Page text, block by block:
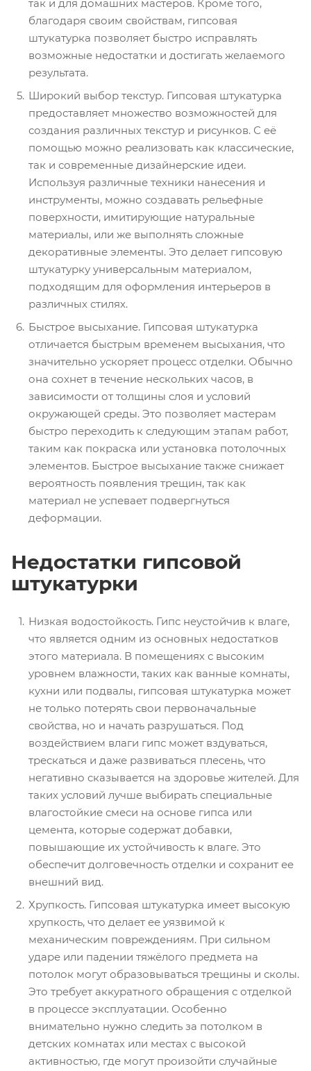
так и для домашних мастеров. Кроме того,
благодаря своим свойствам, гипсовая
штукатурка позволяет быстро исправлять
возможные недостатки и достигать желаемого
результата.
Широкий выбор текстур. Гипсовая штукатурка
предоставляет множество возможностей для
создания различных текстур и рисунков. С её
помощью можно реализовать как классические,
так и современные дизайнерские идеи.
Используя различные техники нанесения и
инструменты, можно создавать рельефные
поверхности, имитирующие натуральные
материалы, или же выполнять сложные
декоративные элементы. Это делает гипсовую
штукатурку универсальным материалом,
подходящим для оформления интерьеров в
различных стилях.
Быстрое высыхание. Гипсовая штукатурка
отличается быстрым временем высыхания, что
значительно ускоряет процесс отделки. Обычно
она сохнет в течение нескольких часов, в
зависимости от толщины слоя и условий
окружающей среды. Это позволяет мастерам
быстро переходить к следующим этапам работ,
таким как покраска или установка потолочных
элементов. Быстрое высыхание также снижает
вероятность появления трещин, так как
материал не успевает подвергнуться
деформации.
Недостатки гипсовой
штукатурки
Низкая водостойкость. Гипс неустойчив к влаге,
что является одним из основных недостатков
этого материала. В помещениях с высоким
уровнем влажности, таких как ванные комнаты,
кухни или подвалы, гипсовая штукатурка может
не только потерять свои первоначальные
свойства, но и начать разрушаться. Под
воздействием влаги гипс может вздуваться,
трескаться и даже развиваться плесень, что
негативно сказывается на здоровье жителей. Для
таких условий лучше выбирать специальные
влагостойкие смеси на основе гипса или
цемента, которые содержат добавки,
повышающие их устойчивость к влаге. Это
обеспечит долговечность отделки и сохранит ее
внешний вид.
Хрупкость. Гипсовая штукатурка имеет высокую
хрупкость, что делает ее уязвимой к
механическим повреждениям. При сильном
ударе или падении тяжёлого предмета на
потолок могут образовываться трещины и сколы.
Это требует аккуратного обращения с отделкой
в процессе эксплуатации. Особенно
внимательно нужно следить за потолком в
детских комнатах или местах с высокой
активностью, где могут произойти случайные